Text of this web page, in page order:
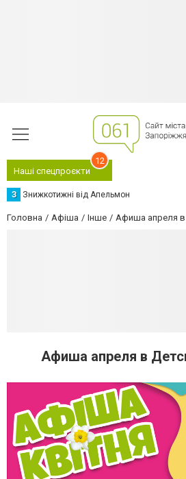
Наші спецпроєкти
12
З Знижкотижні від Апельмон
Головна Афіша Інше Афиша апреля в
Афиша апреля в